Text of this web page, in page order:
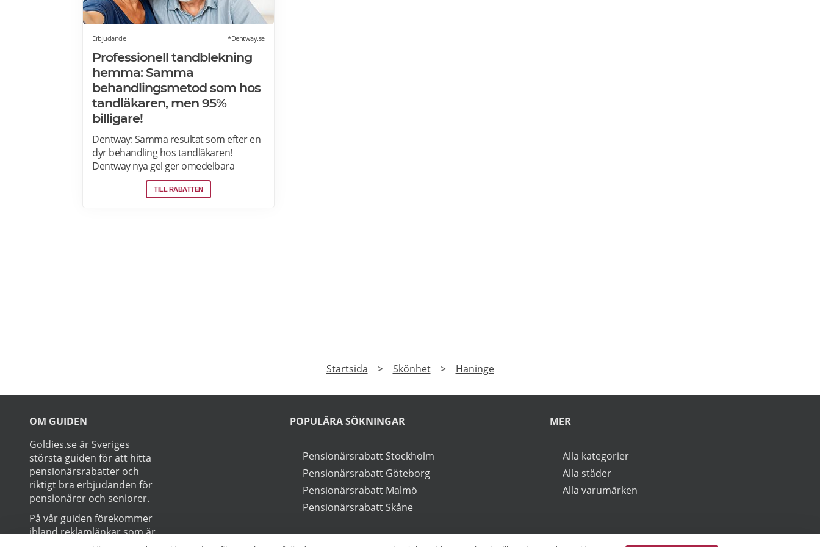
Erbjudande *Dentway.se
Professionell tandblekning
hemma: Samma
behandlingsmetod som hos
tandläkaren, men 95%
billigare!
Dentway: Samma resultat som efter en
dyr behandling hos tandläkaren!
Dentway nya gel ger omedelbara
resultat redan efter 10 minuter och
verkar helt utan ilningar eller irritation i
TILL RABATTEN
PRENUMERERA